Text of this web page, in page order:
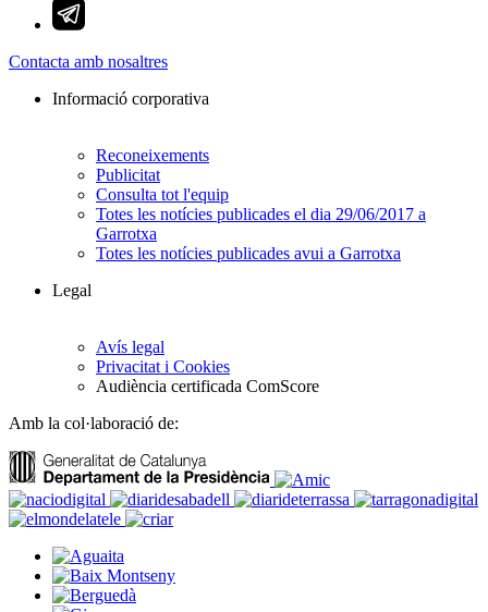
Contacta amb nosaltres
Informació corporativa
Reconeixements
Publicitat
Consulta tot l'equip
Totes les notícies publicades el dia 29/06/2017 a
Garrotxa
Totes les notícies publicades avui a Garrotxa
Legal
Avís legal
Privacitat i Cookies
Audiència certificada ComScore
Amb la col·laboració de: